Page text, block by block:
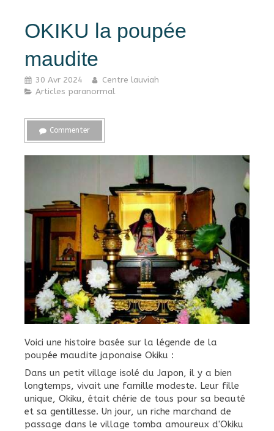
OKIKU la poupée
maudite
30 Avr 2024
Centre lauviah
Articles paranormal
Commenter
Voici une histoire basée sur la légende de la
poupée maudite japonaise Okiku :
Dans un petit village isolé du Japon, il y a bien
longtemps, vivait une famille modeste. Leur fille
unique, Okiku, était chérie de tous pour sa beauté
et sa gentillesse. Un jour, un riche marchand de
passage dans le village tomba amoureux d'Okiku